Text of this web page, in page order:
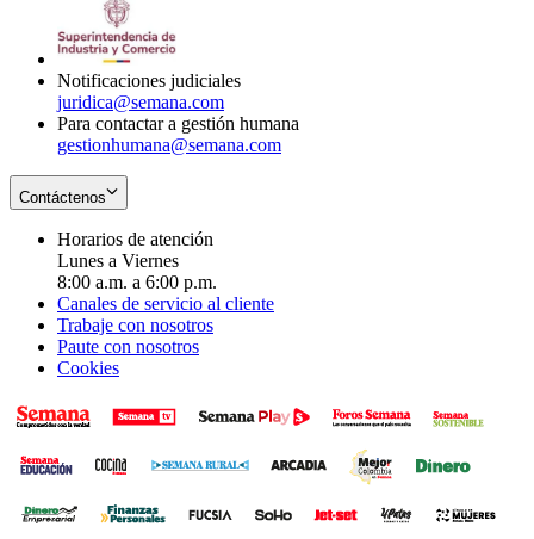
Notificaciones judiciales
juridica@semana.com
Para contactar a gestión humana
gestionhumana@semana.com
Contáctenos
Horarios de atención
Lunes a Viernes
8:00 a.m. a 6:00 p.m.
Canales de servicio al cliente
Trabaje con nosotros
Paute con nosotros
Cookies